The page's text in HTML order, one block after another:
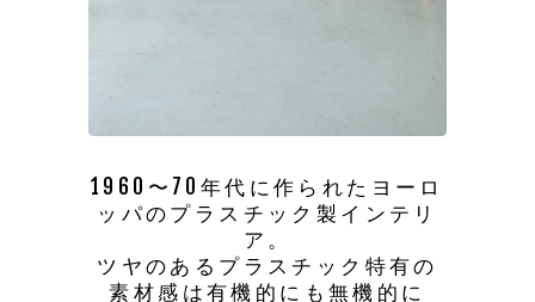
1960〜70年代に作られたヨーロ
ッパのプラスチック製インテリ
ア。
ツヤのあるプラスチック特有の
素材感は有機的にも無機的に